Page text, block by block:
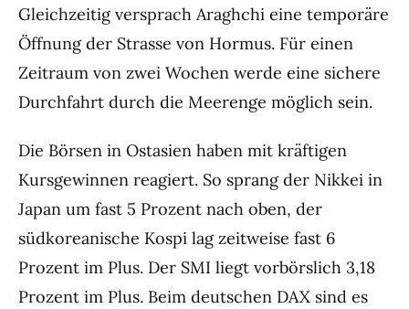
Gleichzeitig versprach Araghchi eine temporäre
Öffnung der Strasse von Hormus. Für einen
Zeitraum von zwei Wochen werde eine sichere
Durchfahrt durch die Meerenge möglich sein.
Die Börsen in Ostasien haben mit kräftigen
Kursgewinnen reagiert. So sprang der Nikkei in
Japan um fast 5 Prozent nach oben, der
südkoreanische Kospi lag zeitweise fast 6
Prozent im Plus. Der SMI liegt vorbörslich 3,18
Prozent im Plus. Beim deutschen DAX sind es